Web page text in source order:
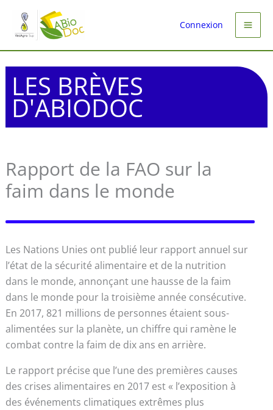
contenu
Connexion
LES BRÈVES
D'ABIODOC
Rapport de la FAO sur la
faim dans le monde
Les Nations Unies ont publié leur rapport annuel sur
l’état de la sécurité alimentaire et de la nutrition
dans le monde, annonçant une hausse de la faim
dans le monde pour la troisième année consécutive.
En 2017, 821 millions de personnes étaient sous-
alimentées sur la planète, un chiffre qui ramène le
combat contre la faim de dix ans en arrière.
Le rapport précise que l’une des premières causes
des crises alimentaires en 2017 est « l’exposition à
des événements climatiques extrêmes plus